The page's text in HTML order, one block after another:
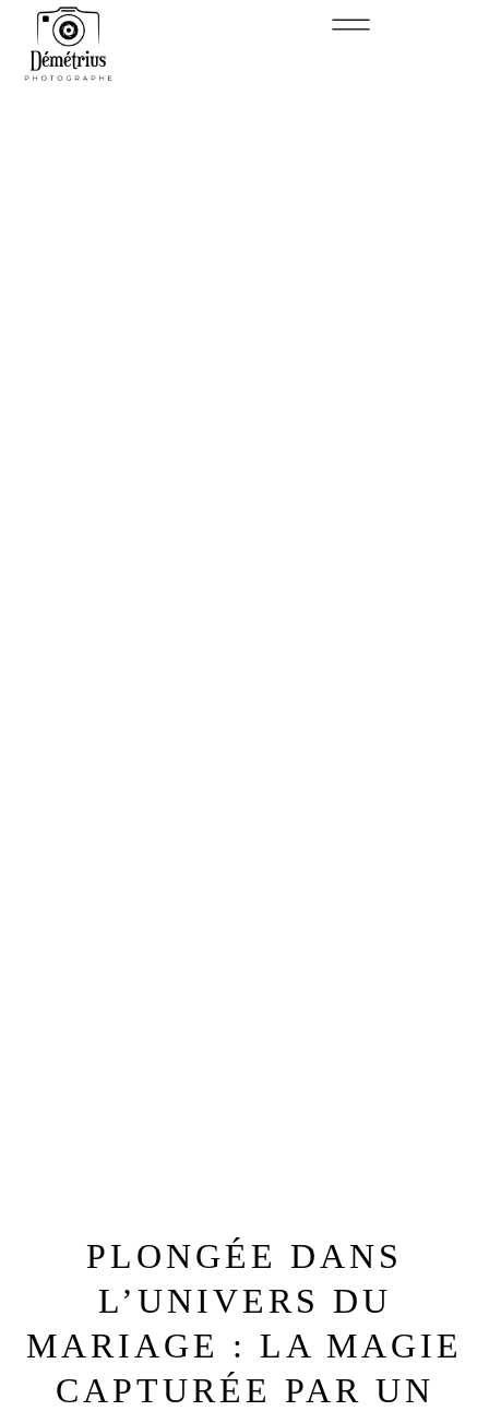
PLONGÉE DANS
L’UNIVERS DU
MARIAGE : LA MAGIE
CAPTURÉE PAR UN